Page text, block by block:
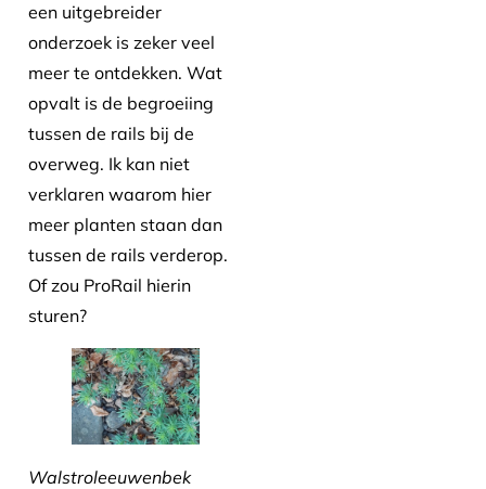
een uitgebreider
onderzoek is zeker veel
meer te ontdekken. Wat
opvalt is de begroeiing
tussen de rails bij de
overweg. Ik kan niet
verklaren waarom hier
meer planten staan dan
tussen de rails verderop.
Of zou ProRail hierin
sturen?
Walstroleeuwenbek